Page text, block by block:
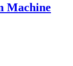
Machine